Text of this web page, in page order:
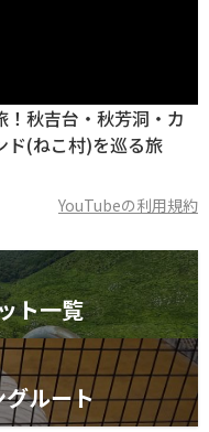
！秋吉台・秋芳洞・カ
ド(ねこ村)を巡る旅
YouTubeの利用規約
ト一覧
ルート